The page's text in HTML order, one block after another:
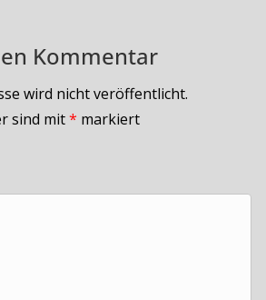
Kommentar
wird nicht veröffentlicht.
sind mit* markiert